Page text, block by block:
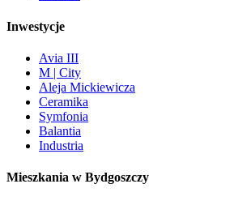
Inwestycje
Avia III
M | City
Aleja Mickiewicza
Ceramika
Symfonia
Balantia
Industria
Mieszkania w Bydgoszczy